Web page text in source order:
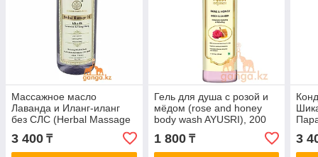
Массажное масло
Лаванда и Иланг-иланг
без СЛС (Herbal Massage
Oil Lavender & Ylang Ylang
KHADI), 210 мл
3 400 ₸
Гель для душа с розой и
мёдом (rose and honey
body wash AYUSRI), 200
1 800₸
210
3